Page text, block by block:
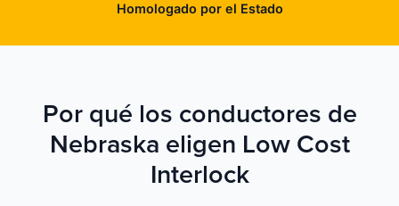
Homologado por el Estado
Por qué los conductores de
Nebraska eligen Low Cost
Interlock